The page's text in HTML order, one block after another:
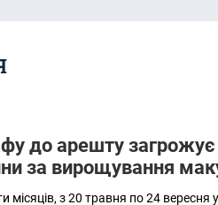
до арешту
за вирощування
місяців, з 20 травня по 24 вересня